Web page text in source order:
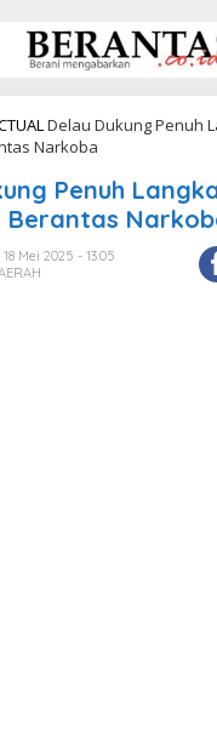
Delau Dukung Penuh
Narkoba
Penuh
Berantas
Mei 2025 - 13:05